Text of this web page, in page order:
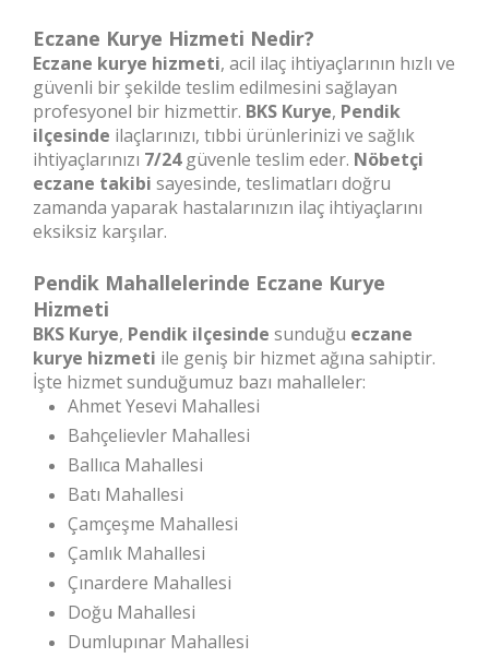
Eczane Kurye Hizmeti Nedir?
Eczane kurye hizmeti, acil ilaç ihtiyaçlarının hızlı ve
güvenli bir şekilde teslim edilmesini sağlayan
profesyonel bir hizmettir. BKS Kurye, Pendik
ilçesinde ilaçlarınızı, tıbbi ürünlerinizi ve sağlık
ihtiyaçlarınızı 7/24güvenle teslim eder. Nöbetçi
eczane takibi sayesinde, teslimatları doğru
zamanda yaparak hastalarınızın ilaç ihtiyaçlarını
eksiksiz karşılar.
Pendik Mahallelerinde Eczane Kurye
Hizmeti
BKS Kurye, Pendik ilçesinde sunduğu eczane
kurye hizmeti ile geniş bir hizmet ağına sahiptir.
İşte hizmet sunduğumuz bazı mahalleler:
Ahmet Yesevi Mahallesi
Bahçelievler Mahallesi
Ballıca Mahallesi
Batı Mahallesi
Çamçeşme Mahallesi
Çamlık Mahallesi
Çınardere Mahallesi
Doğu Mahallesi
Dumlupınar Mahallesi